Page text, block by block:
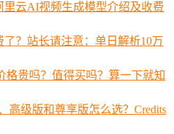
里云AI视频生成模型介绍及收费
了？站长请注意：单日解析10万
格贵吗？值得买吗？算一下就知
高级版和尊享版怎么选？Credits